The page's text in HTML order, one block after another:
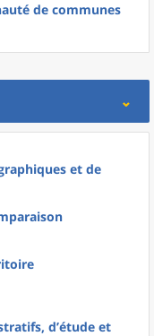
de communes
et de
d’étude et